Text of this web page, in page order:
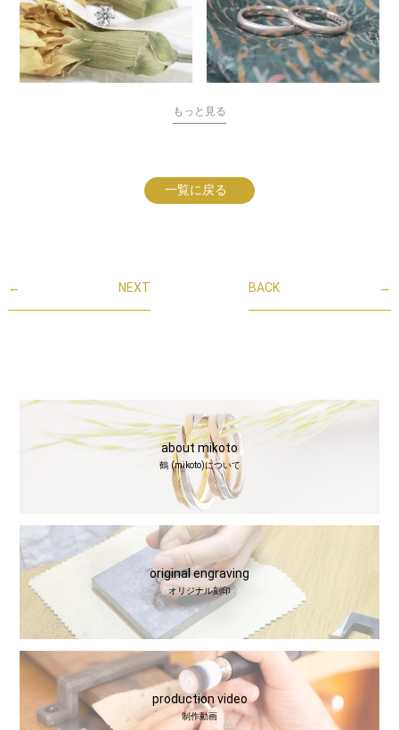
もっと見る
一覧に戻る
← NEXT →
BACK
about mikoto
鶴 (mikoto)について
original engraving
オリジナル刻印
production video
制作動画